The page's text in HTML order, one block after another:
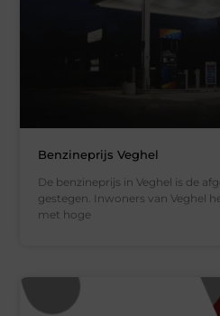
Benzineprijs Veghel
De benzineprijs in Veghel is de
gestegen. Inwoners van Veghel
met hoge